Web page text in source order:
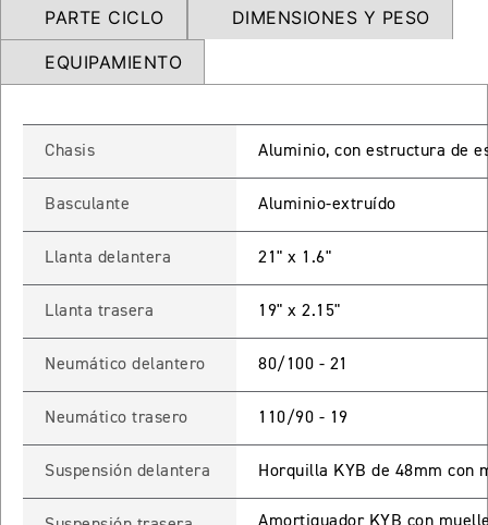
STREET TRIPLE R
Precio desde $11.690.000
Precio desde $12.690.000
RX
STREET TRIPLE 765 RX
Precio desde $15.890.000
MOTO2
STREET TRIPLE 765 MOTO2
Precio desde $17.490.000
PARTE CICLO DIMENSIONES Y PESO
EQUIPAMIENTO
Chasis Aluminio, con estructura de
Basculante Aluminio-extruído
Llanta delantera 21" x 1.6"
Llanta trasera 19" x 2.15"
Neumático delantero 80/100 - 21
Neumático trasero 110/90 - 19
Suspensión delantera Horquilla KYB de 48mm con